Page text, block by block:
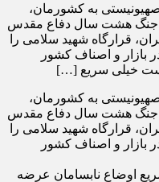
رژیم صهیونیستی به کشورمان،
از جنگ هشت سال دفاع مقدس
قرارگاه شهید سلامی را
بازار و اصناف کشور
خیلی سریع […]
رژیم صهیونیستی به کشورمان،
از جنگ هشت سال دفاع مقدس
قرارگاه شهید سلامی را
بازار و اصناف کشور
اوضاع نابسامان عرضه